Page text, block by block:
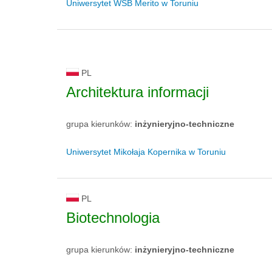
Uniwersytet WSB Merito w Toruniu
PL
Architektura informacji
grupa kierunków: inżynieryjno-techniczne
Uniwersytet Mikołaja Kopernika w Toruniu
PL
Biotechnologia
grupa kierunków: inżynieryjno-techniczne